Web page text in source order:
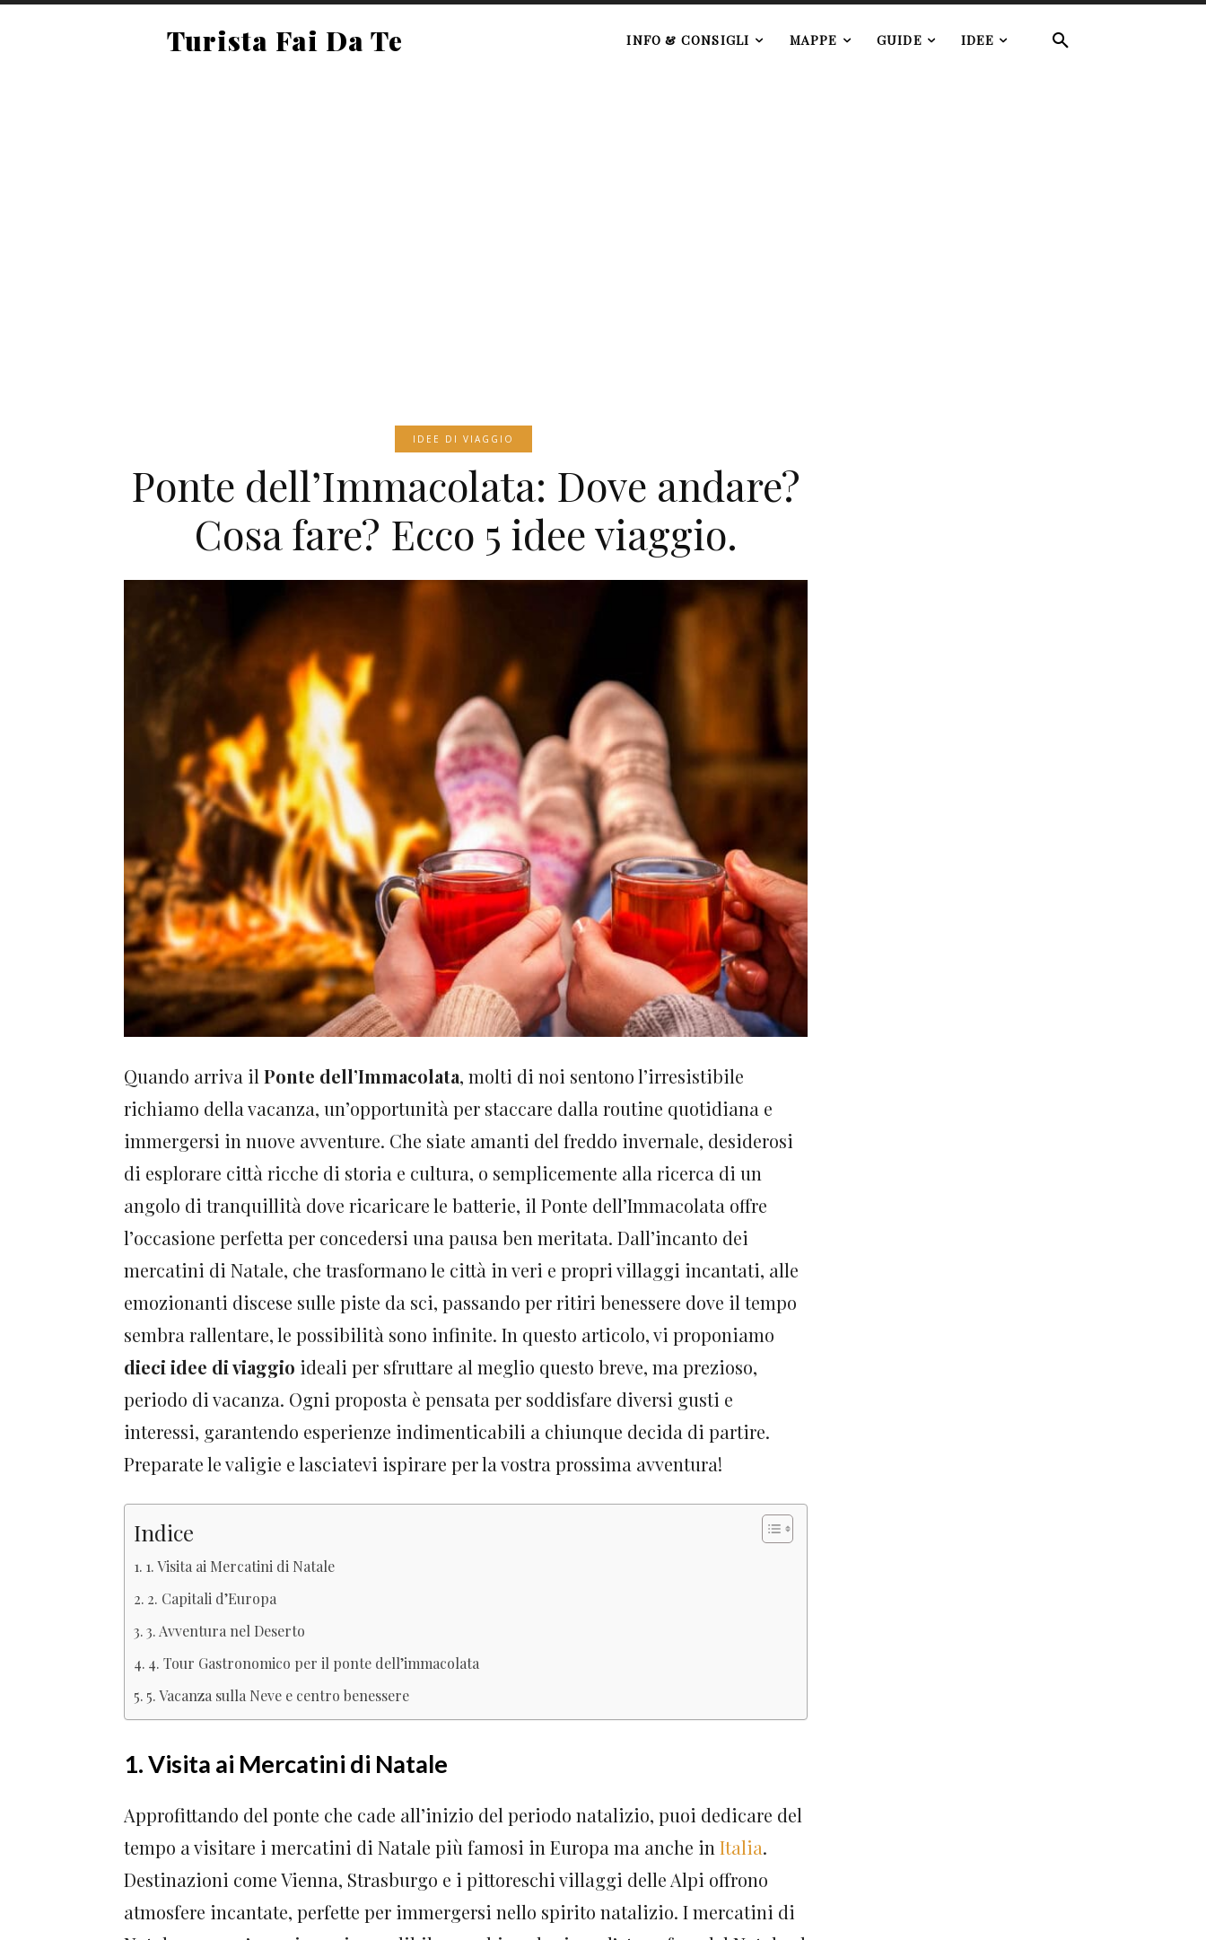
Turista Fai Da Te INFO & CONSIGLI MAPPE GUIDE IDEE
IDEE DI VIAGGIO
Ponte dell’Immacolata: Dove andare?
Cosa fare? Ecco 5 idee viaggio.
Quando arriva il Ponte dell’Immacolata, molti di noi sentono l’irresistibile
richiamo della vacanza, un’opportunità per staccare dalla routine quotidiana e
immergersi in nuove avventure. Che siate amanti del freddo invernale, desiderosi
di esplorare città ricche di storia e cultura, o semplicemente alla ricerca di un
angolo di tranquillità dove ricaricare le batterie, il Ponte dell’Immacolata offre
l’occasione perfetta per concedersi una pausa ben meritata. Dall’incanto dei
mercatini di Natale, che trasformano le città in veri e propri villaggi incantati, alle
emozionanti discese sulle piste da sci, passando per ritiri benessere dove il tempo
sembra rallentare, le possibilità sono infinite. In questo articolo, vi proponiamo
dieci idee di viaggio ideali per sfruttare al meglio questo breve, ma prezioso,
periodo di vacanza. Ogni proposta è pensata per soddisfare diversi gusti e
interessi, garantendo esperienze indimenticabili a chiunque decida di partire.
Preparate le valigie e lasciatevi ispirare per la vostra prossima avventura!
Indice
1. Visita ai Mercatini di Natale
2. Capitali d’Europa
3. Avventura nel Deserto
4. Tour Gastronomico per il ponte dell’immacolata
5. Vacanza sulla Neve e centro benessere
1. Visita ai Mercatini di Natale
Approfittando del ponte che cade all’inizio del periodo natalizio, puoi dedicare del
tempo a visitare i mercatini di Natale più famosi in Europa ma anche in Italia.
Destinazioni come Vienna, Strasburgo e i pittoreschi villaggi delle Alpi offrono
atmosfere incantate, perfette per immergersi nello spirito natalizio. I mercatini di